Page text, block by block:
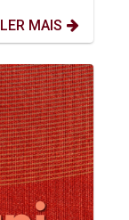
LER MAIS